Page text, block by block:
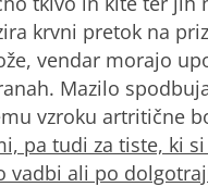
krvni pretok na
vendar morajo
Mazilo
vzroku artritične
pa tudi za tiste, ki
vadbi ali po